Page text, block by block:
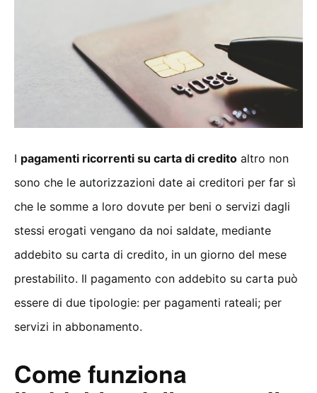
I pagamenti ricorrenti su carta di credito altro non
sono che le autorizzazioni date ai creditori per far sì
che le somme a loro dovute per beni o servizi dagli
stessi erogati vengano da noi saldate, mediante
addebito su carta di credito, in un giorno del mese
prestabilito. Il pagamento con addebito su carta può
essere di due tipologie: per pagamenti rateali; per
servizi in abbonamento.
Come funziona